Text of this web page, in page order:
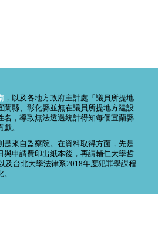
，以及各地方政府主計處「議員所提地
蘭縣、彰化縣並無在議員所提地方建設
名，導致無法透過統計得知每個宜蘭縣
。
是來自監察院。在資料取得方面，先是
與申請費印出紙本後，再請輔仁大學哲
及台北大學法律系2018年度犯罪學課程